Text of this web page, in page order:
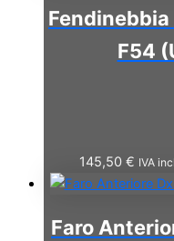
Fendinebbia
F54
145,50 € IVA
Faro